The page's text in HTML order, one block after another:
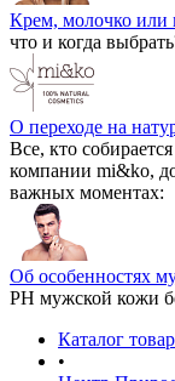
Крем, молочко или
что и когда
О переходе на
Все, кто
компании mi&ko,
важных моментах:
Об особенностях
РН мужской кожи
Каталог
•